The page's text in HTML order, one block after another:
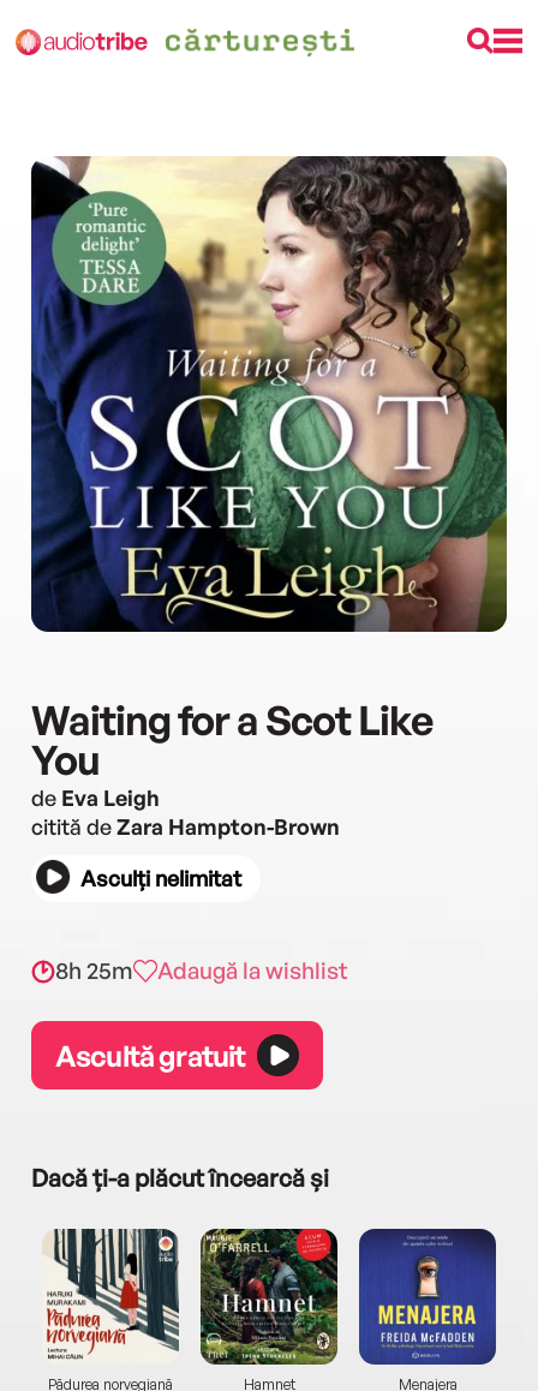
Waiting for a Scot Like
You
de Eva Leigh
citită deZara Hampton-Brown
Asculți nelimitat
8h 25m Adaugă la wishlist
Ascultă gratuit
Dacă ți-a plăcut încearcă și
Pădurea norvegiană Hamnet Menajera